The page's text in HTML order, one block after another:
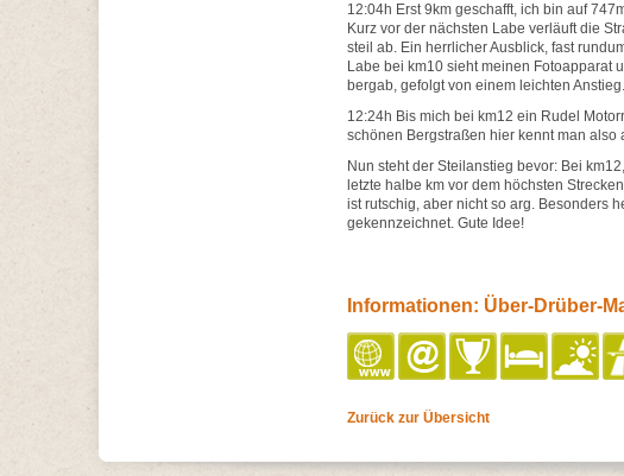
12:04h Erst 9km geschafft, ich bin auf
Kurz vor der nächsten Labe verläuft die
steil ab. Ein herrlicher Ausblick, fast
Labe bei km10 sieht meinen Fotoapparat
bergab, gefolgt von einem leichten
12:24h Bis mich bei km12 ein Rudel
schönen Bergstraßen hier kennt man also
Nun steht der Steilanstieg bevor: Bei
letzte halbe km vor dem höchsten
ist rutschig, aber nicht so arg. Besonders
gekennzeichnet. Gute Idee!
Informationen: Über-Drüber-
Zurück zur Übersicht